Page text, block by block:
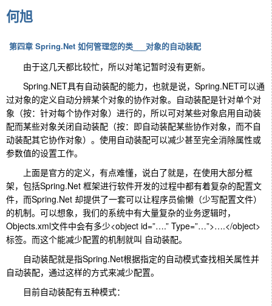
何旭
第四章 Spring.Net 如何管理您的类___对象的自动装配
由于这几天都比较忙，所以对笔记暂时没有更新。
Spring.NET具有自动装配的能力，也就是说，Spring.NET可以通
过对象的定义自动分辨某个对象的协作对象。自动装配是针对单个对
象（按：针对每个协作对象）进行的，所以可对某些对象启用自动装
配而某些对象关闭自动装配（按：即自动装配某些协作对象，而不自
动装配其它协作对象）。使用自动装配可以减少甚至完全消除属性或
参数值的设置工作。
上面是官方的定义，有点难懂，说白了就是，在使用大部分框
架，包括Spring.Net 框架进行软件开发的过程中都有着复杂的配置文
件，而Spring.Net 却提供了一套可以让程序员偷懒（少写配置文件）
的机制。可以想象，我们的系统中有大量复杂的业务逻辑时，
Objects.xml文件中会有多少<object id=”….” Type=”…”>….</object>
标签。而这个能减少配置的机制就叫 自动装配。
自动装配就是指Spring.Net根据指定的自动模式查找相关属性并
自动装配，通过这样的方式来减少配置。
目前自动装配有五种模式：